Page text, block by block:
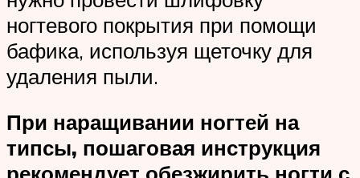
ногтевого покрытия при помощи
бафика, используя щеточку для
удаления пыли.
При наращивании ногтей на
типсы, пошаговая инструкция